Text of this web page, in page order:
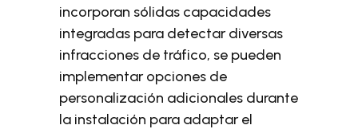
incorporan sólidas capacidades
integradas para detectar diversas
infracciones de tráfico, se pueden
implementar opciones de
personalización adicionales durante
la instalación para adaptar el